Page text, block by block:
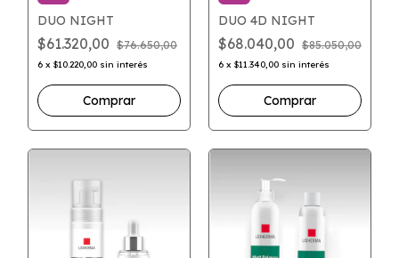
DUO NIGHT
$61.320,00 $76.650,00
6 x $10.220,00 sin interés
DUO 4D NIGHT
$68.040,00 $85.050,00
6 x $11.340,00 sin interés